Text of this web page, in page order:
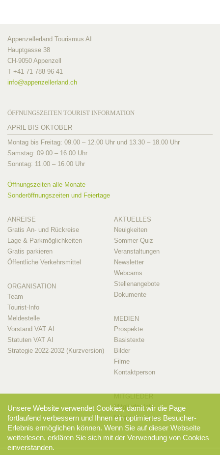
Appenzellerland Tourismus AI
Hauptgasse 38
CH-9050 Appenzell
T +41 71 788 96 41
info@appenzellerland.ch
ÖFFNUNGSZEITEN TOURIST INFORMATION
APRIL BIS OKTOBER
Montag bis Freitag: 09.00 – 12.00 Uhr und 13.30 – 18.00 Uhr
Samstag: 09.00 – 16.00 Uhr
Sonntag: 11.00 – 16.00 Uhr
Öffnungszeiten alle Monate
Sonderöffnungszeiten und Feiertage
ANREISE
Gratis An- und Rückreise
Lage & Parkmöglichkeiten
Gratis parkieren
Öffentliche Verkehrsmittel
ORGANISATION
Team
Tourist-Info
Meldestelle
Vorstand VAT AI
Statuten VAT AI
Strategie 2022-2032 (Kurzversion)
AKTUELLES
Neuigkeiten
Sommer-Quiz
Veranstaltungen
Newsletter
Webcams
Stellenangebote
Dokumente
MEDIEN
Prospekte
Basistexte
Bilder
Filme
Kontaktperson
MITGLIEDER
Mitglieder-Info
Mitglieder-Login
Unsere Website verwendet Cookies, damit wir die Page
fortlaufend verbessern und Ihnen ein optimiertes Besucher-
Erlebnis ermöglichen können. Wenn Sie auf dieser Webseite
weiterlesen, erklären Sie sich mit der Verwendung von Cookies
einverstanden.